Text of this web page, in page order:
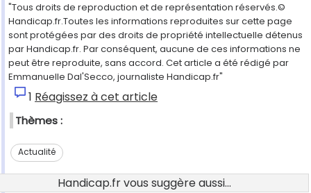
"Tous droits de reproduction et de représentation réservés.©
Handicap.fr.Toutes les informations reproduites sur cette page
sont protégées par des droits de propriété intellectuelle détenus
par Handicap.fr. Par conséquent, aucune de ces informations ne
peut être reproduite, sans accord. Cet article a été rédigé par
Emmanuelle Dal'Secco, journaliste Handicap.fr"
1 Réagissez à cet article
Thèmes :
Actualité
Handicap.fr vous suggère aussi...